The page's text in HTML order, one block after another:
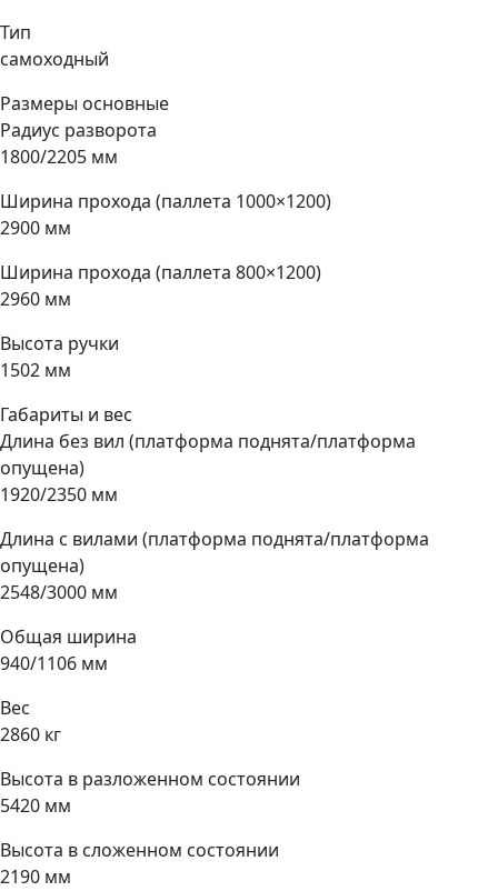
Тип
самоходный
Размеры основные
Радиус разворота
1800/2205 мм
Ширина прохода (паллета 1000×1200)
2900 мм
Ширина прохода (паллета 800×1200)
2960 мм
Высота ручки
1502 мм
Габариты и вес
Длина без вил (платформа поднята/платформа
опущена)
1920/2350 мм
Длина с вилами (платформа поднята/платформа
опущена)
2548/3000 мм
Общая ширина
940/1106 мм
Вес
2860 кг
Высота в разложенном состоянии
5420 мм
Высота в сложенном состоянии
2190 мм